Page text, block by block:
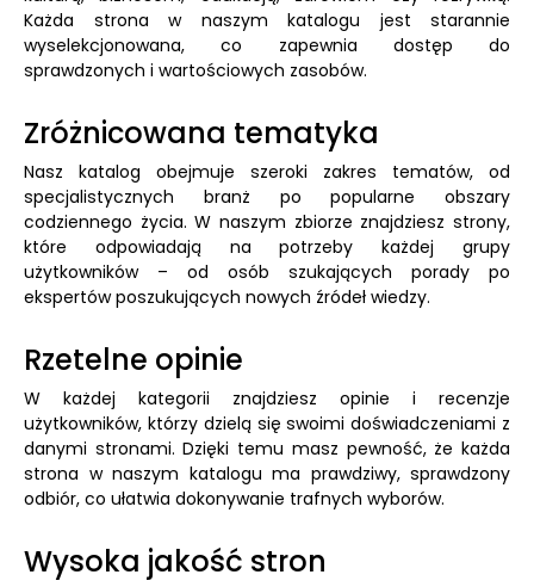
Każda strona w naszym katalogu jest starannie
wyselekcjonowana, co zapewnia dostęp do
sprawdzonych i wartościowych zasobów.
Zróżnicowana tematyka
Nasz katalog obejmuje szeroki zakres tematów, od
specjalistycznych branż po popularne obszary
codziennego życia. W naszym zbiorze znajdziesz strony,
które odpowiadają na potrzeby każdej grupy
użytkowników – od osób szukających porady po
ekspertów poszukujących nowych źródeł wiedzy.
Rzetelne opinie
W każdej kategorii znajdziesz opinie i recenzje
użytkowników, którzy dzielą się swoimi doświadczeniami z
danymi stronami. Dzięki temu masz pewność, że każda
strona w naszym katalogu ma prawdziwy, sprawdzony
odbiór, co ułatwia dokonywanie trafnych wyborów.
Wysoka jakość stron